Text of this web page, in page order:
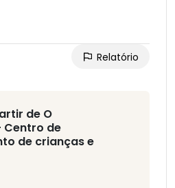
Relatório
de O
Centro de
de crianças e